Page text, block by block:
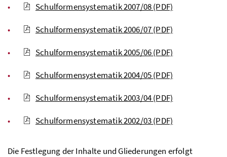
Schulformensystematik 2007/08(PDF)
Schulformensystematik 2006/07(PDF)
Schulformensystematik 2005/06(PDF)
Schulformensystematik 2004/05(PDF)
Schulformensystematik 2003/04(PDF)
Schulformensystematik 2002/03(PDF)
Die Festlegung der Inhalte und Gliederungen erfolgt